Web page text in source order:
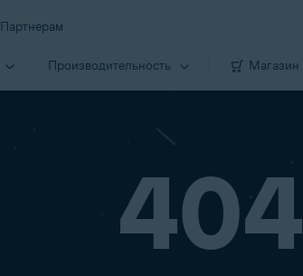
Партнерам
Производи­тельность Магазин
404